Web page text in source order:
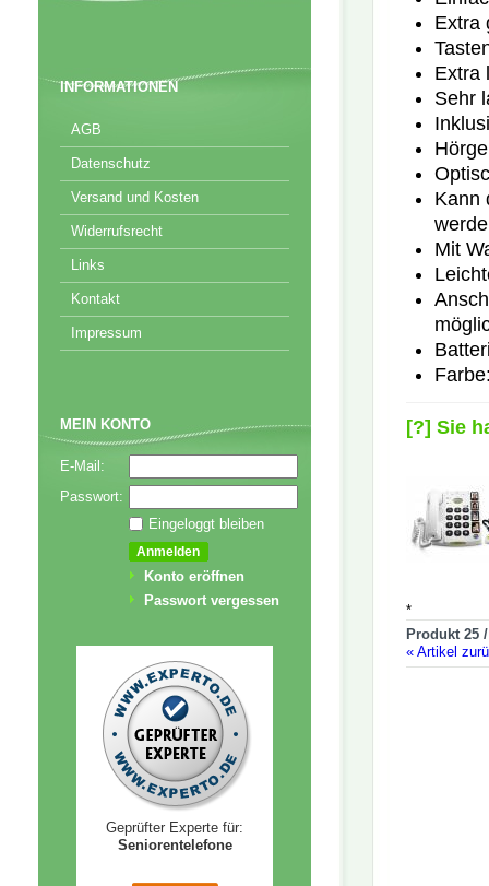
INFORMATIONEN
AGB
Datenschutz
Versand und Kosten
Widerrufsrecht
Links
Kontakt
Impressum
MEIN KONTO
E-Mail:
Passwort:
Eingeloggt bleiben
Konto eröffnen
Passwort vergessen
Geprüfter Experte für:
Seniorentelefone
Extra
Extra
Sehr
Kann
Mit
[?] Sie
*
Produkt 25
« Artikel